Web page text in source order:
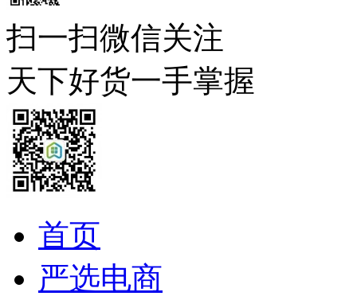
扫一扫微信关注
天下好货一手掌握
首页
严选电商